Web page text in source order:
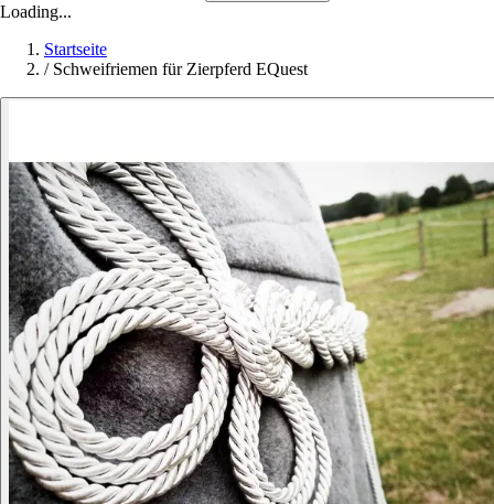
Loading...
Startseite
/ Schweifriemen für Zierpferd EQuest